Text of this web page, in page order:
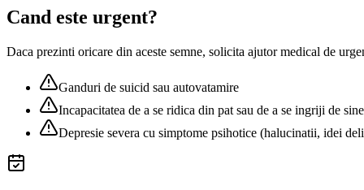
Cand este urgent?
Daca prezinti oricare din aceste semne, solicita ajutor medical de
Ganduri de suicid sau autovatamire
Incapacitatea de a se ridica din pat sau de a se ingriji de sine
Depresie severa cu simptome psihotice (halucinatii, idei